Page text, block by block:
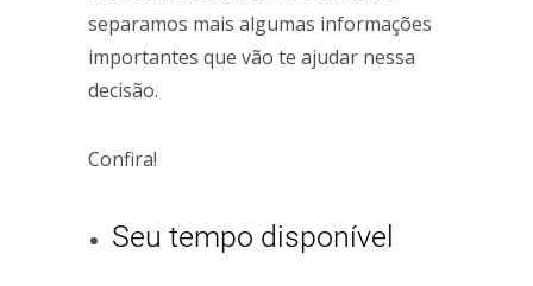
separamos mais algumas informações
importantes que vão te ajudar nessa
decisão.
Confira!
Seu tempo disponível